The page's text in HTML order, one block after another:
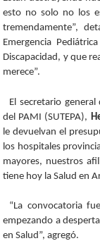
esto no solo no los
tremendamente”,
Emergencia
Discapacidad, y que
merece”.
El secretario
del PAMI (SUTEPA),
le devuelvan el
los hospitales
mayores, nuestros
tiene hoy la Salud en
“La convocatoria
empezando a
en Salud”, agregó.